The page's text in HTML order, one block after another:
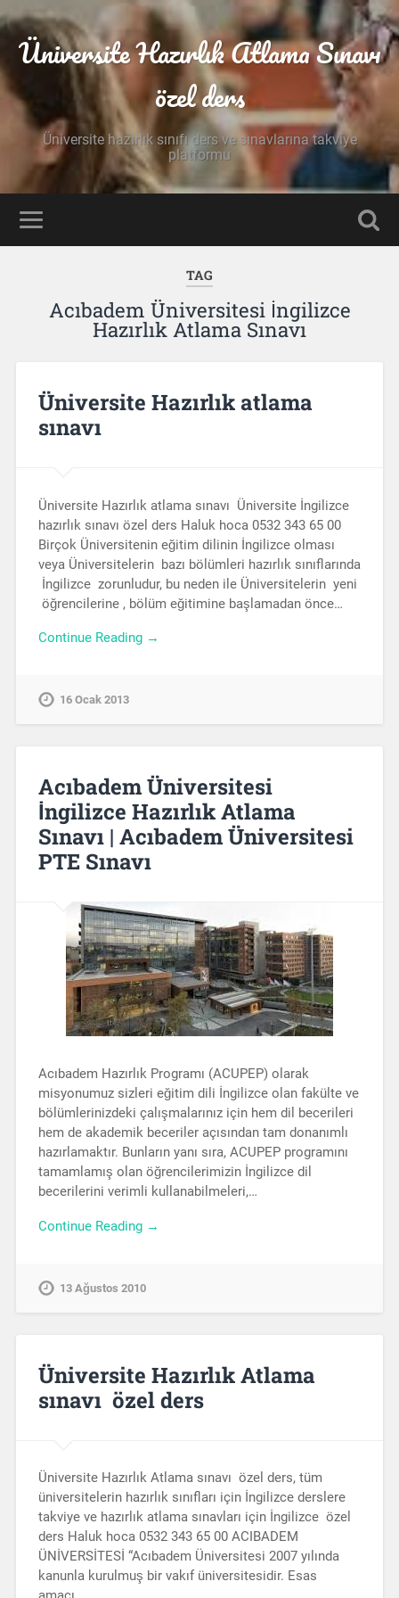
Üniversite Hazırlık Atlama Sınavı
özel ders
Üniversite hazırlık sınıfı ders ve sınavlarına takviye
platformu
TAG
Acıbadem Üniversitesi İngilizce
Hazırlık Atlama Sınavı
Üniversite Hazırlık atlama
sınavı
Üniversite Hazırlık atlama sınavı Üniversite İngilizce
hazırlık sınavı özel ders Haluk hoca 0532 343 65 00
Birçok Üniversitenin eğitim dilinin İngilizce olması
veya Üniversitelerin bazı bölümleri hazırlık sınıflarında
İngilizce zorunludur, bu neden ile Üniversitelerin yeni
öğrencilerine , bölüm eğitimine başlamadan önce…
Continue Reading →
16 Ocak 2013
Acıbadem Üniversitesi
İngilizce Hazırlık Atlama
Sınavı | Acıbadem Üniversitesi
PTE Sınavı
Acıbadem Hazırlık Programı (ACUPEP) olarak
misyonumuz sizleri eğitim dili İngilizce olan fakülte ve
bölümlerinizdeki çalışmalarınız için hem dil becerileri
hem de akademik beceriler açısından tam donanımlı
hazırlamaktır. Bunların yanı sıra, ACUPEP programını
tamamlamış olan öğrencilerimizin İngilizce dil
becerilerini verimli kullanabilmeleri,…
Continue Reading →
13 Ağustos 2010
Üniversite Hazırlık Atlama
sınavı özel ders
Üniversite Hazırlık Atlama sınavı özel ders, tüm
üniversitelerin hazırlık sınıfları için İngilizce derslere
takviye ve hazırlık atlama sınavları için İngilizce özel
ders Haluk hoca 0532 343 65 00 ACIBADEM
ÜNİVERSİTESİ “Acıbadem Üniversitesi 2007 yılında
kanunla kurulmuş bir vakıf üniversitesidir. Esas